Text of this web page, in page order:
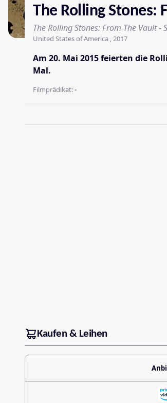
The Rolling Stones:
The Rolling Stones: From The Vault
United States of America , 2017
Am 20. Mai 2015 feierten die
Mal.
Filmprädikat:-
Kaufen & Leihen